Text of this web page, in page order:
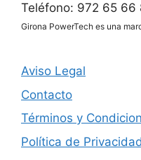
Teléfono: 972 65 66
Girona PowerTech es una
Aviso Legal
Contacto
Términos y
Política de Privacidad